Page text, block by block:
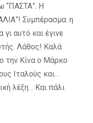
“ΠΑΣΤΑ”. Η
Συμπέρασμα: η
αυτό και έγινε
Λάθος! Καλά
την Κίνα ο Μάρκο
Ιταλούς και…
λέξη… Και πάλι